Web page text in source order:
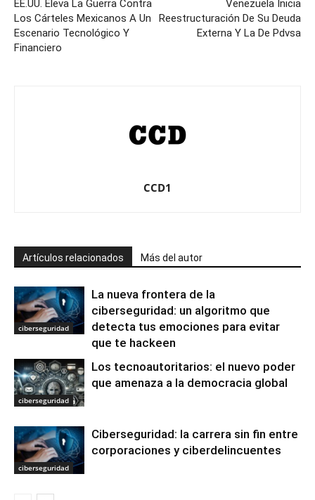
EE.UU. Eleva La Guerra Contra
Los Cárteles Mexicanos A Un
Escenario Tecnológico Y
Financiero
Venezuela Inicia
Reestructuración De Su Deuda
Externa Y La De Pdvsa
CCD1
Artículos relacionados Más del autor
ciberseguridad
La nueva frontera de la
ciberseguridad: un algoritmo que
detecta tus emociones para evitar
que te hackeen
ciberseguridad
Los tecnoautoritarios: el nuevo poder
que amenaza a la democracia global
ciberseguridad
Ciberseguridad: la carrera sin fin entre
corporaciones y ciberdelincuentes